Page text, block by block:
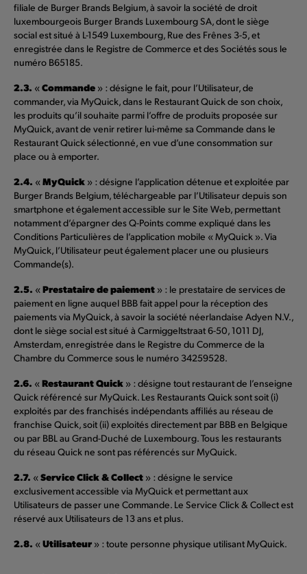
filiale de Burger Brands Belgium, à savoir la société de droit
luxembourgeois Burger Brands Luxembourg SA, dont le siège
social est situé à L-1549 Luxembourg, Rue des Frênes 3-5, et
enregistrée dans le Registre de Commerce et des Sociétés sous le
numéro B65185.
2.3. «Commande » : désigne le fait, pour l’Utilisateur, de
commander, via MyQuick, dans le Restaurant Quick de son choix,
les produits qu’il souhaite parmi l’offre de produits proposée sur
MyQuick, avant de venir retirer lui-même sa Commande dans le
Restaurant Quick sélectionné, en vue d’une consommation sur
place ou à emporter.
2.4. «MyQuick » : désigne l’application détenue et exploitée par
Burger Brands Belgium, téléchargeable par l’Utilisateur depuis son
smartphone et également accessible sur le Site Web, permettant
notamment d’épargner des Q-Points comme expliqué dans les
Conditions Particulières de l’application mobile « MyQuick ». Via
MyQuick, l’Utilisateur peut également placer une ou plusieurs
Commande(s).
2.5. «Prestataire de paiement » : le prestataire de services de
paiement en ligne auquel BBB fait appel pour la réception des
paiements via MyQuick, à savoir la société néerlandaise Adyen N.V.,
dont le siège social est situé à Carmiggeltstraat 6-50, 1011 DJ,
Amsterdam, enregistrée dans le Registre du Commerce de la
Chambre du Commerce sous le numéro 34259528.
2.6. «Restaurant Quick » : désigne tout restaurant de l’enseigne
Quick référencé sur MyQuick. Les Restaurants Quick sont soit (i)
exploités par des franchisés indépendants affiliés au réseau de
franchise Quick, soit (ii) exploités directement par BBB en Belgique
ou par BBL au Grand-Duché de Luxembourg. Tous les restaurants
du réseau Quick ne sont pas référencés sur MyQuick.
2.7. «Service Click & Collect » : désigne le service
exclusivement accessible via MyQuick et permettant aux
Utilisateurs de passer une Commande. Le Service Click & Collect est
réservé aux Utilisateurs de 13 ans et plus.
2.8. «Utilisateur » : toute personne physique utilisant MyQuick.